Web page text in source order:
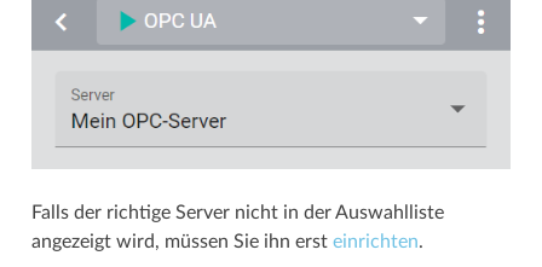
Falls der richtige Server nicht in der Auswahlliste
angezeigt wird, müssen Sie ihn erst einrichten.